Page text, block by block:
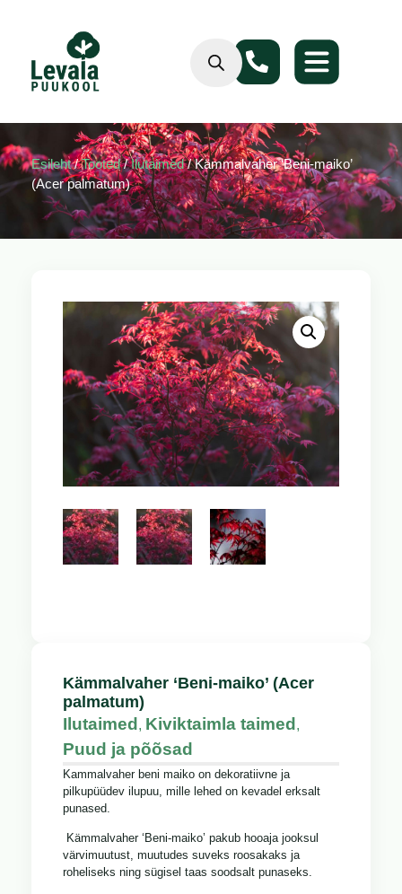
Esileht/Tooted/Ilutaimed/ Kämmalvaher ‘Beni-maiko’
(Acer palmatum)
Kämmalvaher ‘Beni-maiko’ (Acer
palmatum)
Ilutaimed, Kiviktaimla taimed,
Puud ja põõsad
Kammalvaher beni maiko on dekoratiivne ja
pilkupüüdev ilupuu, mille lehed on kevadel erksalt
punased.
Kämmalvaher ‘Beni-maiko’ pakub hooaja jooksul
värvimuutust, muutudes suveks roosakaks ja
roheliseks ning sügisel taas soodsalt punaseks.